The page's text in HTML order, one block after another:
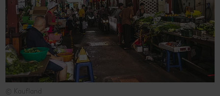
© Kaufland